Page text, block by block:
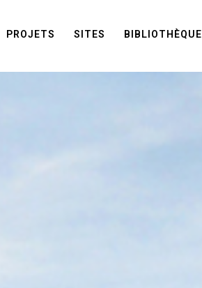
PROJETS SITES BIBLIOTHÈQUE